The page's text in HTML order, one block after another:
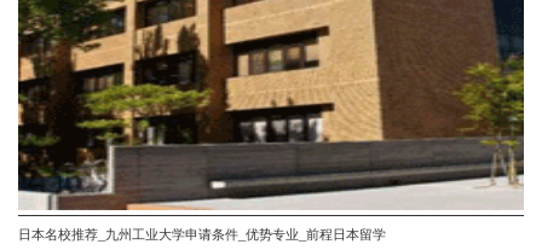
日本名校推荐_九州工业大学申请条件_优势专业_前程日本留学